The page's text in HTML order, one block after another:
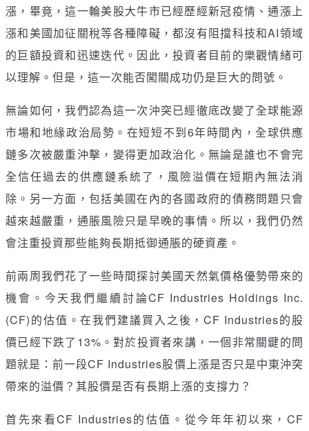
漲，畢竟，這一輪美股大牛市已經歷經新冠疫情、通漲上
漲和美國加征關稅等各種障礙，都沒有阻擋科技和AI領域
的巨額投資和迅速迭代。因此，投資者目前的樂觀情緒可
以理解。但是，這一次能否闖關成功仍是巨大的問號。
無論如何，我們認為這一次沖突已經徹底改變了全球能源
市場和地緣政治局勢。在短短不到6年時間內，全球供應
鏈多次被嚴重沖擊，變得更加政治化。無論是誰也不會完
全信任過去的供應鏈系統了，風險溢價在短期內無法消
除。另一方面，包括美國在內的各國政府的債務問題只會
越來越嚴重，通脹風險只是早晚的事情。所以，我們仍然
會注重投資那些能夠長期抵御通脹的硬資產。
前兩周我們花了一些時間探討美國天然氣價格優勢帶來的
機會。今天我們繼續討論CF Industries Holdings Inc.
(CF)的估值。在我們建議買入之後，CF Industries的股
價已經下跌了13%。對於投資者來講，一個非常關鍵的問
題就是：前一段CF Industries股價上漲是否只是中東沖突
帶來的溢價？其股價是否有長期上漲的支撐力？
首先來看CF Industries的估值。從今年年初以來，CF